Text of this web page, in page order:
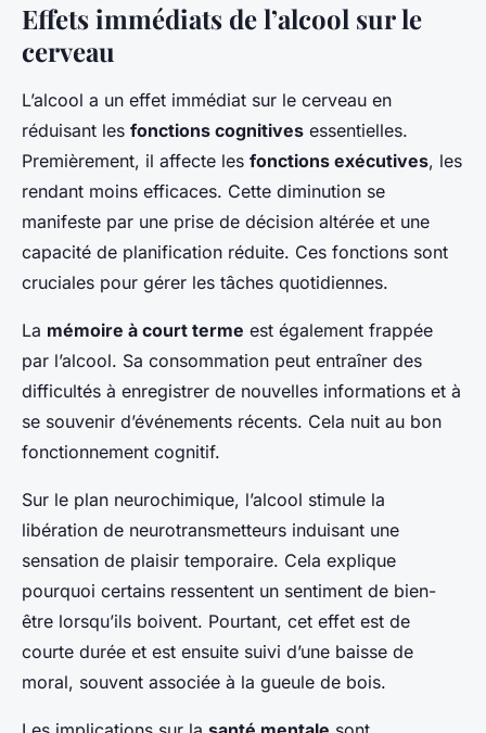
Effets immédiats de l’alcool sur le
cerveau
L’alcool a un effet immédiat sur le cerveau en
réduisant les fonctions cognitives essentielles.
Premièrement, il affecte les fonctions exécutives, les
rendant moins efficaces. Cette diminution se
manifeste par une prise de décision altérée et une
capacité de planification réduite. Ces fonctions sont
cruciales pour gérer les tâches quotidiennes.
La mémoire à court terme est également frappée
par l’alcool. Sa consommation peut entraîner des
difficultés à enregistrer de nouvelles informations et à
se souvenir d’événements récents. Cela nuit au bon
fonctionnement cognitif.
Sur le plan neurochimique, l’alcool stimule la
libération de neurotransmetteurs induisant une
sensation de plaisir temporaire. Cela explique
pourquoi certains ressentent un sentiment de bien-
être lorsqu’ils boivent. Pourtant, cet effet est de
courte durée et est ensuite suivi d’une baisse de
moral, souvent associée à la gueule de bois.